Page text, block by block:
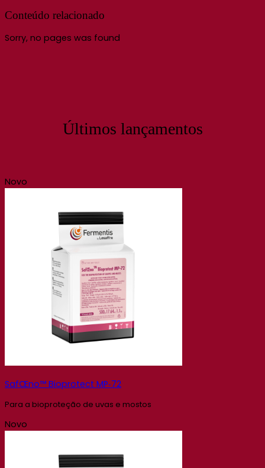
Conteúdo relacionado
Sorry, no pages was found
Últimos lançamentos
Novo
SafŒno™ Bioprotect MP‑72
Para a bioproteção de uvas e mostos
Novo